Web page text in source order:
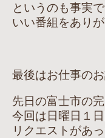
というのも事実で
いい番組をあり
最後はお仕事のお
先日の富士市の
今回は日曜日１
リクエストがあ